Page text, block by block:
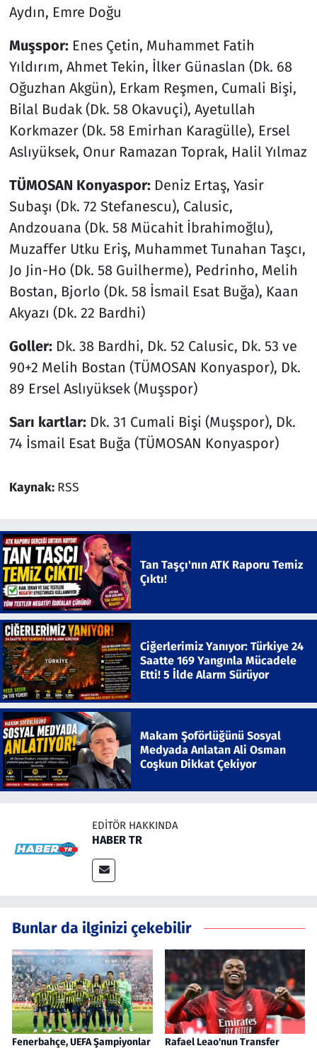
Aydın, Emre Doğu
Muşspor: Enes Çetin, Muhammet Fatih
Yıldırım, Ahmet Tekin, İlker Günaslan (Dk. 68
Oğuzhan Akgün), Erkam Reşmen, Cumali Bişi,
Bilal Budak (Dk. 58 Okavuçi), Ayetullah
Korkmazer (Dk. 58 Emirhan Karagülle), Ersel
Aslıyüksek, Onur Ramazan Toprak, Halil Yılmaz
TÜMOSAN Konyaspor: Deniz Ertaş, Yasir
Subaşı (Dk. 72 Stefanescu), Calusic,
Andzouana (Dk. 58 Mücahit İbrahimoğlu),
Muzaffer Utku Eriş, Muhammet Tunahan Taşcı,
Jo Jin-Ho (Dk. 58 Guilherme)​​​​​​​, Pedrinho, Melih
Bostan, Bjorlo (Dk. 58 İsmail Esat Buğa), Kaan
Akyazı (Dk. 22 Bardhi)
Goller: Dk. 38 Bardhi, Dk. 52 Calusic, Dk. 53 ve
90+2 Melih Bostan (TÜMOSAN Konyaspor), Dk.
89 Ersel Aslıyüksek (Muşspor)
Sarı kartlar: Dk. 31 Cumali Bişi (Muşspor), Dk.
74 İsmail Esat Buğa (TÜMOSAN Konyaspor)
Kaynak: RSS
Tan Taşçı'nın ATK Raporu Temiz
Çıktı!
Ciğerlerimiz Yanıyor: Türkiye 24
Saatte 169 Yangınla Mücadele
Etti! 5 İlde Alarm Sürüyor
Makam Şoförlüğünü Sosyal
Medyada Anlatan Ali Osman
Coşkun Dikkat Çekiyor
EDITÖR HAKKINDA
HABER TR
Bunlar da ilginizi çekebilir
Fenerbahçe, UEFA Şampiyonlar
Rafael Leao'nun Transfer